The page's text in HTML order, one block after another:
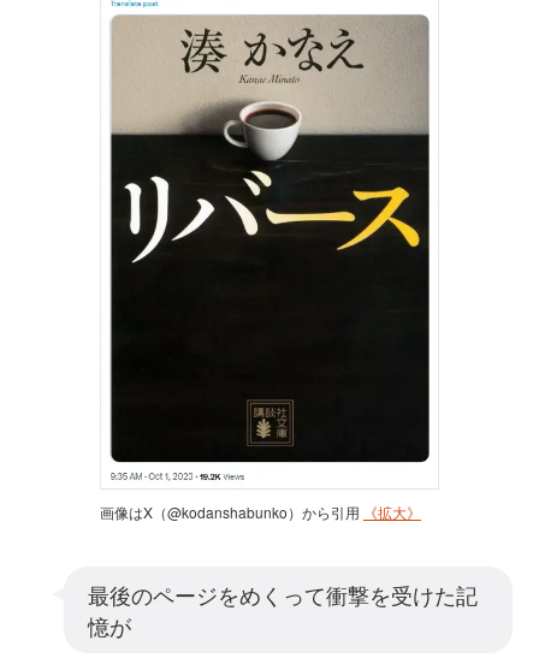
画像はX（@kodanshabunko）から引用 《拡大》
最後のページをめくって衝撃を受けた記
憶が